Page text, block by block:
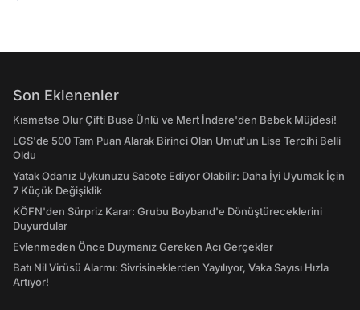
Son Eklenenler
Kısmetse Olur Çifti Buse Ünlü ve Mert İndere'den Bebek Müjdesi!
LGS'de 500 Tam Puan Alarak Birinci Olan Umut'un Lise Tercihi Belli
Oldu
Yatak Odanız Uykunuzu Sabote Ediyor Olabilir: Daha İyi Uyumak İçin
7 Küçük Değişiklik
KÖFN'den Sürpriz Karar: Grubu Boyband'e Dönüştüreceklerini
Duyurdular
Evlenmeden Önce Duymanız Gereken Acı Gerçekler
Batı Nil Virüsü Alarmı: Sivrisineklerden Yayılıyor, Vaka Sayısı Hızla
Artıyor!